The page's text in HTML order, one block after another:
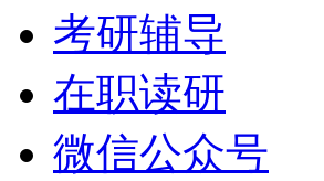
考研辅导
在职读研
微信公众号